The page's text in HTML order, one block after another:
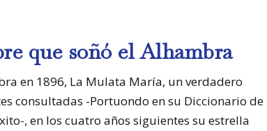
que soñó el Alhambra
en 1896, La Mulata María, un verdadero
consultadas -Portuondo en su Diccionario de
, en los cuatro años siguientes su estrella